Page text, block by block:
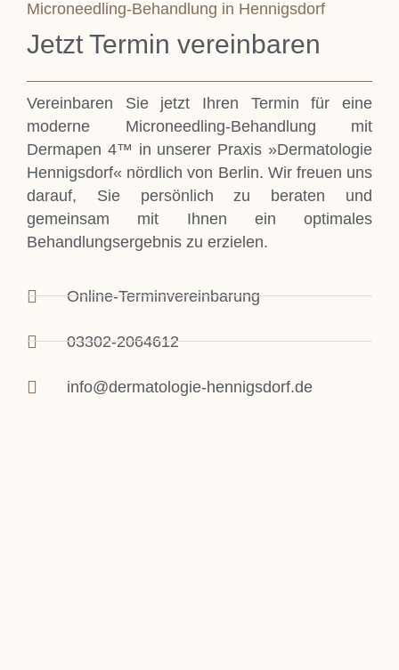
Microneedling-Behandlung in Hennigsdorf
Jetzt Termin vereinbaren
Vereinbaren Sie jetzt Ihren Termin für eine
moderne Microneedling-Behandlung mit
Dermapen 4™ in unserer Praxis »Dermatologie
Hennigsdorf« nördlich von Berlin. Wir freuen uns
darauf, Sie persönlich zu beraten und
gemeinsam mit Ihnen ein optimales
Behandlungsergebnis zu erzielen.
Online-Terminvereinbarung
03302-2064612
info@dermatologie-hennigsdorf.de